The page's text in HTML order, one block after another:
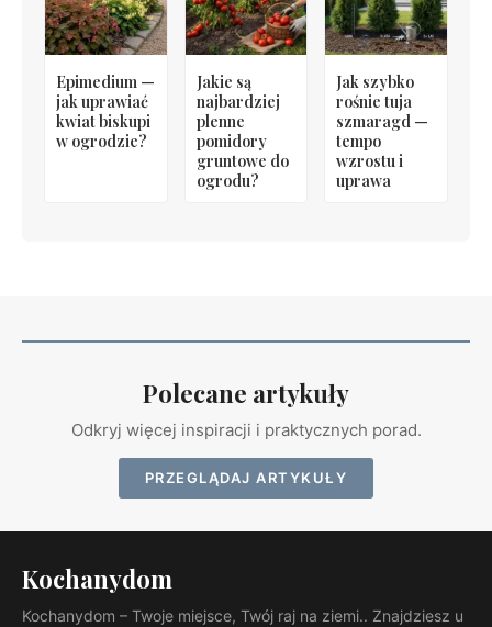
Epimedium —
jak uprawiać
kwiat biskupi
w ogrodzie?
Jakie są
najbardziej
plenne
pomidory
gruntowe do
ogrodu?
Jak szybko
rośnie tuja
szmaragd —
tempo
wzrostu i
uprawa
Polecane artykuły
Odkryj więcej inspiracji i praktycznych porad.
PRZEGLĄDAJ ARTYKUŁY
Kochanydom
Kochanydom – Twoje miejsce, Twój raj na ziemi.. Znajdziesz u